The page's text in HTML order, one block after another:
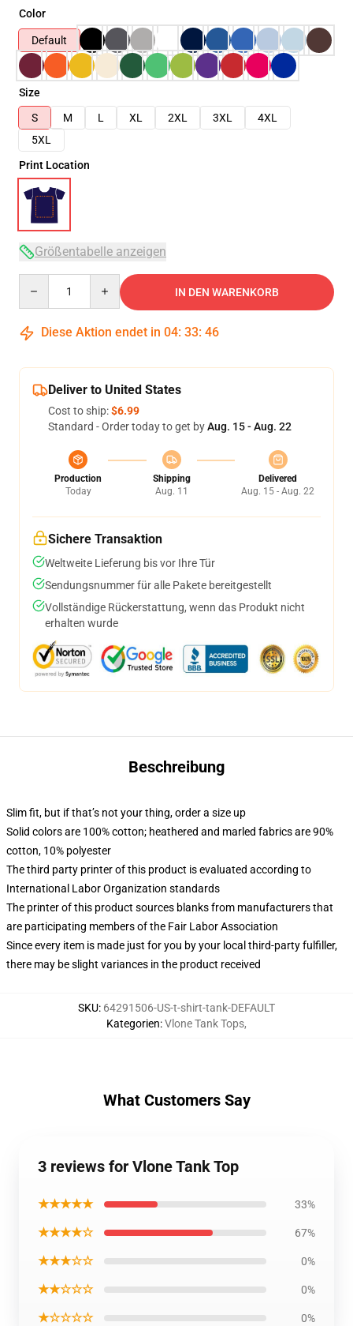
Color
Default
Size
S
M L XL 2XL 3XL
4XL
5XL
Print Location
Größentabelle anzeigen
IN DEN WARENKORB
Diese Aktion endet in 04: 33: 46
Deliver to United States
Cost to ship:$6.99
Standard - Order today to get byAug. 15 - Aug. 22
Production
Today
Shipping
Aug. 11
Delivered
Aug. 15 - Aug. 22
Sichere Transaktion
Weltweite Lieferung bis vor Ihre Tür
Sendungsnummer für alle Pakete bereitgestellt
Vollständige Rückerstattung, wenn das Produkt nicht
erhalten wurde
Beschreibung
Slim fit, but if that’s not your thing, order a size up
Solid colors are 100% cotton; heathered and marled fabrics are 90%
cotton, 10% polyester
The third party printer of this product is evaluated according to
International Labor Organization standards
The printer of this product sources blanks from manufacturers that
are participating members of the Fair Labor Association
Since every item is made just for you by your local third-party fulfiller,
there may be slight variances in the product received
SKU: 64291506-US-t-shirt-tank-DEFAULT
Kategorien:Vlone Tank Tops,
What Customers Say
3 reviews for Vlone Tank Top
★★★★★ 33%
★★★★☆ 67%
★★★☆☆ 0%
★★☆☆☆ 0%
★☆☆☆☆ 0%